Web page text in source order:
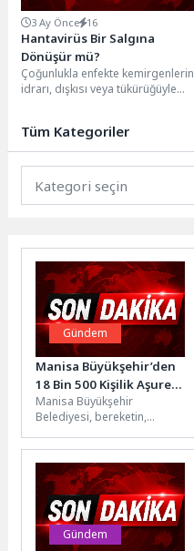
3 Ay Önce 16
Hantavirüs Bir Salgına
Dönüşür mü?
Çoğunlukla enfekte kemirgenlerin
idrarı, dışkısı veya tükürüğüyle
ciddi...
Tüm Kategoriler
Gündem
Manisa Büyükşehir’den
18 Bin 500 Kişilik Aşure
İkramı
Manisa Büyükşehir
Belediyesi, bereketin,
dayanışmanın simgesi olan
Muharrem ayı dolayısıyla il
genelinde aşure...
Gündem